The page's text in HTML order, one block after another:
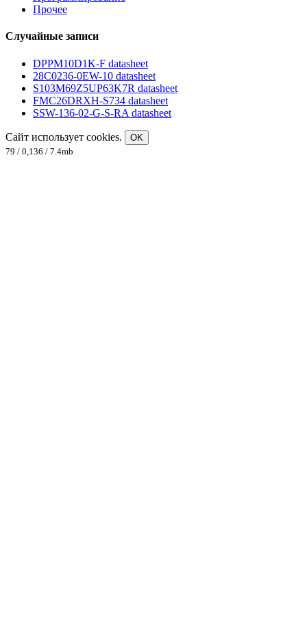
Прочее
Случайные записи
DPPM10D1K-F datasheet
28C0236-0EW-10 datasheet
S103M69Z5UP63K7R datasheet
FMC26DRXH-S734 datasheet
SSW-136-02-G-S-RA datasheet
Сайт использует cookies.
OK
79 / 0,136 / 7.4mb